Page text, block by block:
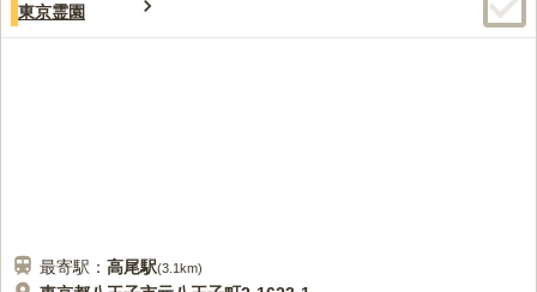
東京霊園
最寄駅： 高尾駅(3.1km)